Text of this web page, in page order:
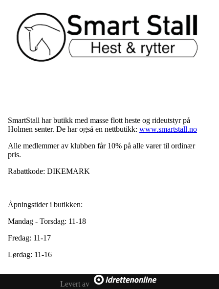
SmartStall har butikk med masse flott heste og rideutstyr på
Holmen senter. De har også en nettbutikk: www.smartstall.no
Alle medlemmer av klubben får 10% på alle varer til ordinær
pris.
Rabattkode: DIKEMARK
Åpningstider i butikken:
Mandag - Torsdag: 11-18
Fredag: 11-17
Lørdag: 11-16
Levert av